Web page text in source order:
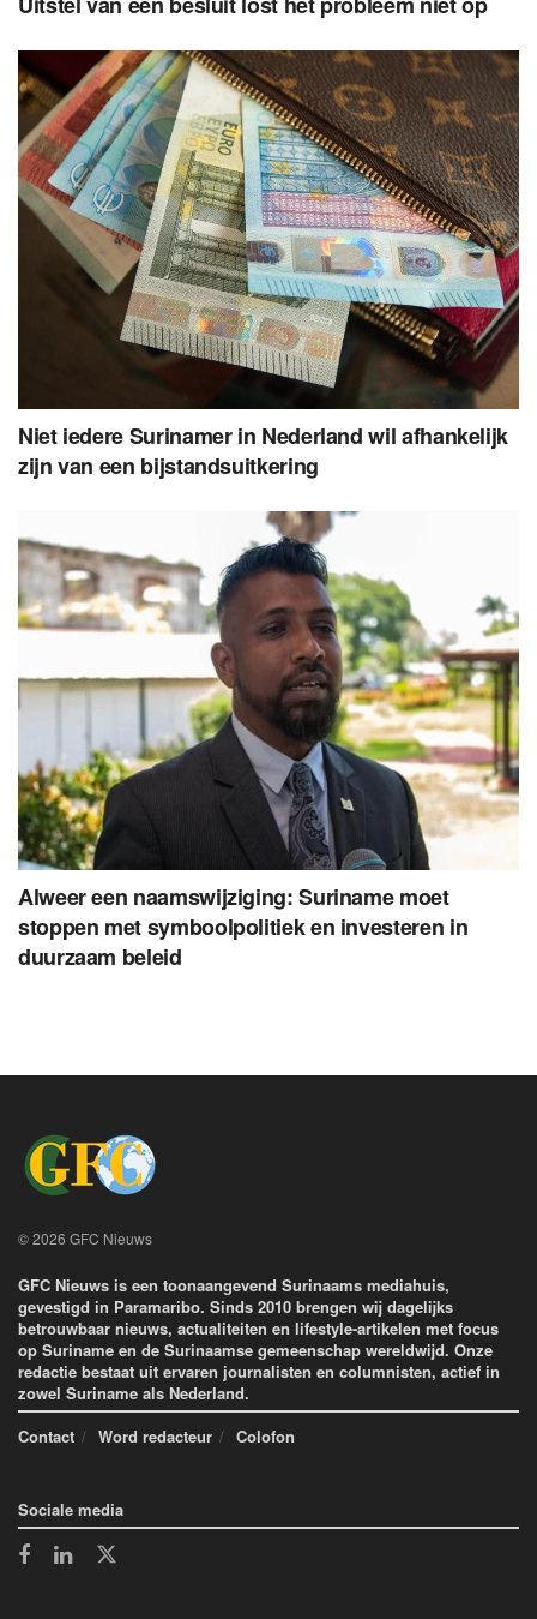
Niet iedere Surinamer in Nederland wil afhankelijk
zijn van een bijstandsuitkering
Alweer een naamswijziging: Suriname moet
stoppen met symboolpolitiek en investeren in
duurzaam beleid
© 2026 GFC Nieuws
GFC Nieuws is een toonaangevend Surinaams mediahuis,
gevestigd in Paramaribo. Sinds 2010 brengen wij dagelijks
betrouwbaar nieuws, actualiteiten en lifestyle-artikelen met focus
op Suriname en de Surinaamse gemeenschap wereldwijd. Onze
redactie bestaat uit ervaren journalisten en columnisten, actief in
zowel Suriname als Nederland.
Contact
Word redacteur Colofon
Sociale media